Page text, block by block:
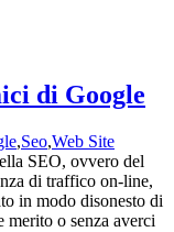
di Google
,Seo,Web Site
SEO, ovvero del
di traffico on-line,
in modo disonesto di
merito o senza averci